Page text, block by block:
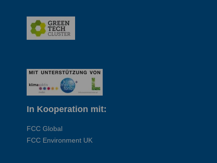
In Kooperation mit:
FCC Global
FCC Environment UK